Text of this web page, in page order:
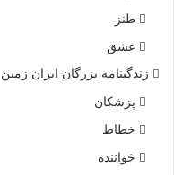
طنز
عشق
زندگینامه بزرگان ایران زمین
پزشکان
خطاط
خواننده